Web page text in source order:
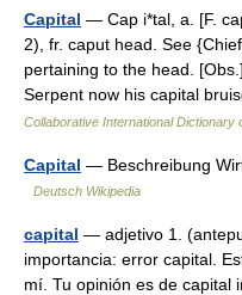
Capital — Cap i*tal, a. [F.
2), fr. caput head. See
pertaining to the head.
Serpent now his capital
Collaborative International Dictionary
Capital — Beschreibung
Deutsch Wikipedia
capital — adjetivo 1.
importancia: error capital.
mí. Tu opinión es de capital